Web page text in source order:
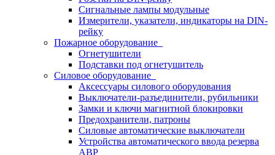
Сигнальные лампы модульные
Измерители, указатели, индикаторы на DIN-
рейку
Пожарное оборудование
Огнетушители
Подставки под огнетушитель
Силовое оборудование
Аксессуары силового оборудования
Выключатели-разъединители, рубильники
Замки и ключи магнитной блокировки
Предохранители, патроны
Силовые автоматические выключатели
Устройства автоматического ввода резерва
АВР